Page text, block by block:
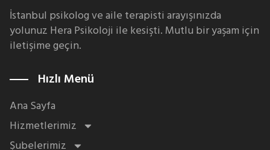
İstanbul psikolog ve aile terapisti arayışınızda
yolunuz Hera Psikoloji ile kesişti. Mutlu bir yaşam için
iletişime geçin.
Hızlı Menü
Ana Sayfa
Hizmetlerimiz
Şubelerimiz